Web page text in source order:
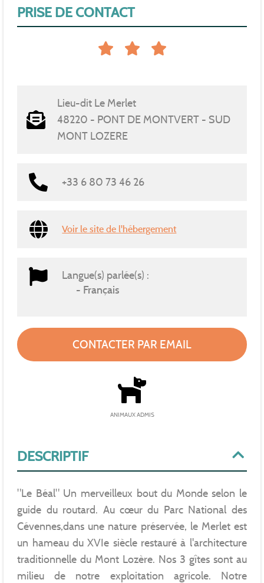
DESCRIPTIF
"Le Béal" Un merveilleux bout du Monde selon le
guide du routard. Au cœur du Parc National des
Cévennes,dans une nature préservée, le Merlet est
un hameau du XVIe siècle restauré à l'architecture
traditionnelle du Mont Lozère. Nos 3 gîtes sont au
milieu de notre exploitation agricole. Notre
PRISE DE CONTACT
Lieu-dit Le Merlet
48220 - PONT DE MONTVERT - SUD
MONT LOZERE
+33 6 80 73 46 26
Voir le site de l'hébergement
Langue(s) parlée(s) :
Français
CONTACTER PAR EMAIL
ANIMAUX ADMIS